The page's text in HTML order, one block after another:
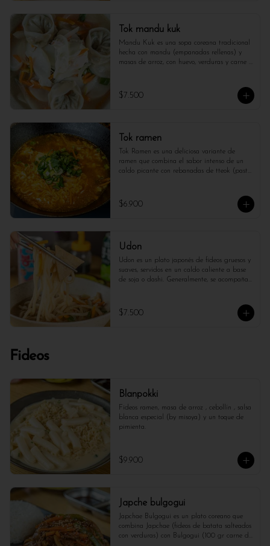
Tok mandu kuk
Mandu Kuk es una sopa coreana tradicional
hecha con mandu (empanadas rellenas) y
masas de arroz, con huevo, verduras y carne
*Foto referencial*
$7.500
Tok ramen
Tok Ramen es una deliciosa variante de
ramen que combina el sabor intenso de un
caldo picante con rebanadas de tteok (pastel
ramen, creando una experiencia única de
sabores y texturas. Ideal para quienes buscan
$6.900
Udon
Udon es un plato japonés de fideos gruesos y
suaves, servidos en un caldo caliente a base
de soja o dashi. Generalmente, se acompaña
diferentes variaciones de proteínas y
vegetales. Es un plato reconfortante y lleno
$7.500
Fideos
Blanpokki
Fideos ramen, masa de arroz , cebollín , salsa
blanca especial (by misoya) y un toque de
pimienta.
$9.900
Japche bulgogui
Japchae Bulgogui es un plato coreano que
combina Japchae (fideos de batata salteados
con verduras) con Bulgogui (100 gr carne de